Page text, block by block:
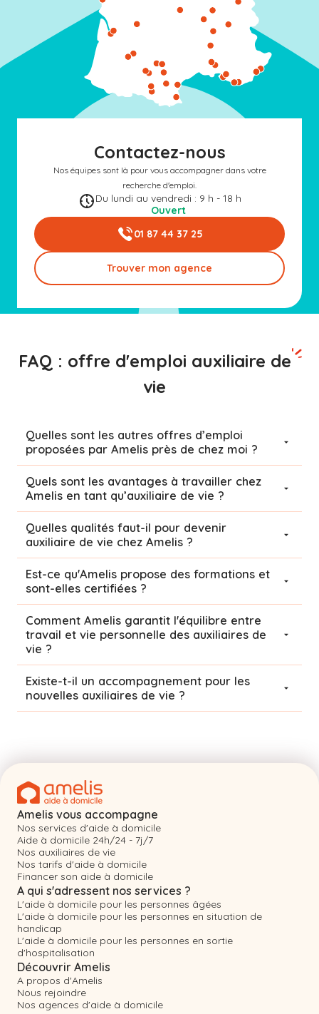
Contactez-nous
Nos équipes sont là pour vous accompagner dans votre
recherche d'emploi.
Du lundi au vendredi : 9 h - 18 h
Ouvert
01 87 44 37 25
Trouver mon agence
FAQ : offre d'emploi auxiliaire de
vie
Quelles sont les autres offres d’emploi
proposées par Amelis près de chez moi ?
Quels sont les avantages à travailler chez
Amelis en tant qu’auxiliaire de vie ?
Quelles qualités faut-il pour devenir
auxiliaire de vie chez Amelis ?
Est-ce qu'Amelis propose des formations et
sont-elles certifiées ?
Comment Amelis garantit l'équilibre entre
travail et vie personnelle des auxiliaires de
vie ?
Existe-t-il un accompagnement pour les
nouvelles auxiliaires de vie ?
Amelis vous accompagne
Nos services d'aide à domicile
Aide à domicile 24h/24 - 7j/7
Nos auxiliaires de vie
Nos tarifs d'aide à domicile
Financer son aide à domicile
A qui s'adressent nos services ?
L'aide à domicile pour les personnes âgées
L'aide à domicile pour les personnes en situation de
handicap
L'aide à domicile pour les personnes en sortie
d'hospitalisation
Découvrir Amelis
A propos d'Amelis
Nous rejoindre
Nos agences d'aide à domicile